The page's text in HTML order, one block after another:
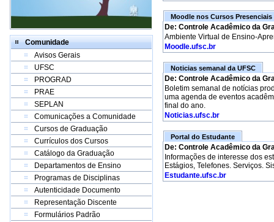
Comunidade
Avisos Gerais
UFSC
PROGRAD
PRAE
SEPLAN
Comunicações a Comunidade
Cursos de Graduação
Currículos dos Cursos
Catálogo da Graduação
Departamentos de Ensino
Programas de Disciplinas
Autenticidade Documento
Representação Discente
Formulários Padrão
Moodle nos Cursos Presenciais
De: Controle Acadêmico da
Ambiente Virtual de Ensino-
Moodle.ufsc.br
Noticias semanal da UFSC
De: Controle Acadêmico da
Boletim semanal de notícias
uma agenda de eventos
final do ano.
Noticias.ufsc.br
Portal do Estudante
De: Controle Acadêmico da
Informações de interesse dos
Estágios, Telefones. Serviços.
Estudante.ufsc.br